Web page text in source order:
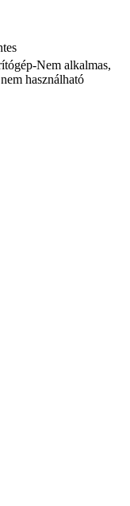
Nem alkalmas,
használható